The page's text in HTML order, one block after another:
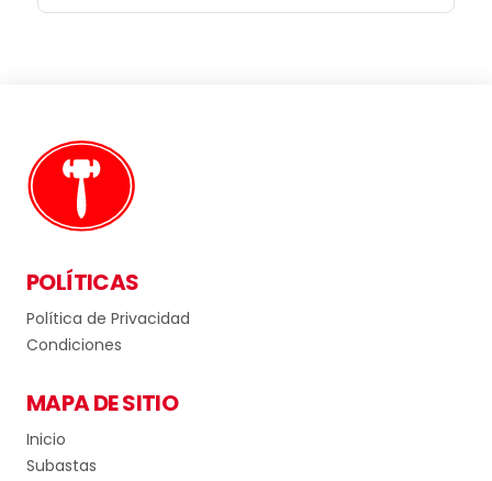
POLÍTICAS
Política de Privacidad
Condiciones
MAPA DE SITIO
Inicio
Subastas